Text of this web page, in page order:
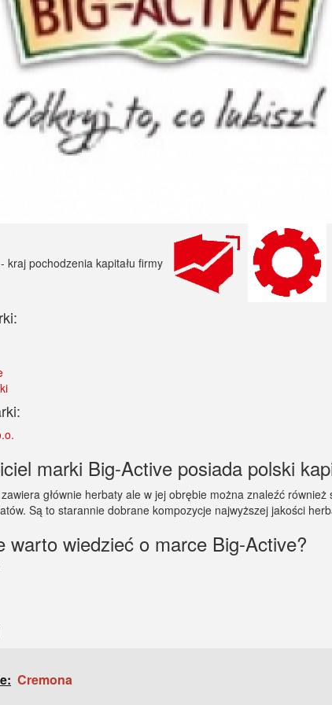
marki Big-Active posiada polski
głównie herbaty ale w jej obrębie można znaleźć
Są to starannie dobrane kompozycje najwyższej jakości
warto wiedzieć o marce Big-Active?
Cremona